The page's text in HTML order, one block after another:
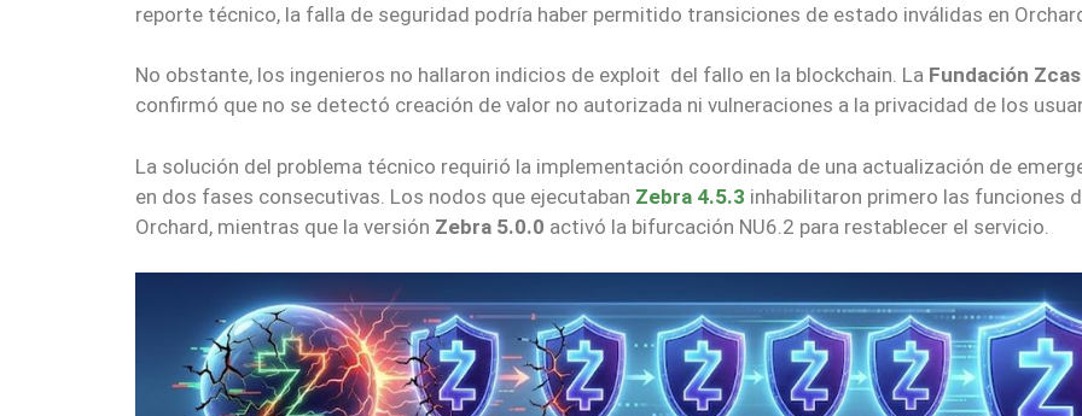
reporte técnico, la falla de seguridad podría haber permitido transiciones de estado inválidas en
No obstante, los ingenieros no hallaron indicios de exploit del fallo en la blockchain. La Fundación
confirmó que no se detectó creación de valor no autorizada ni vulneraciones a la privacidad de los
La solución del problema técnico requirió la implementación coordinada de una actualización de
en dos fases consecutivas. Los nodos que ejecutaban Zebra 4.5.3 inhabilitaron primero las funciones
Orchard, mientras que la versión Zebra 5.0.0 activó la bifurcación NU6.2 para restablecer el servicio.